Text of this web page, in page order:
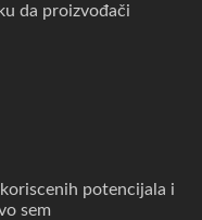
da proizvođači
potencijala i
sem